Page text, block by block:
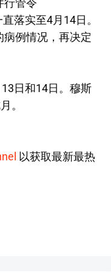
行管令
落实至4月14日。
例情况，再决定
日和14日。穆斯
。
以获取最新最热